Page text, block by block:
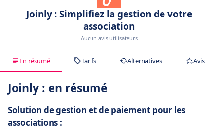
Joinly : Simplifiez la gestion de votre
association
Aucun avis utilisateurs
En résumé Tarifs Alternatives Avis
Joinly : en résumé
Solution de gestion et de paiement pour les
associations :